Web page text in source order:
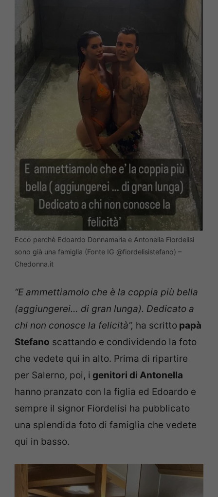
Ecco perchè Edoardo Donnamaria e Antonella Fiordelisi
sono già una famiglia (Fonte IG @fiordelisistefano) –
Chedonna.it
“E ammettiamolo che è la coppia più bella
(aggiungerei… di gran lunga). Dedicato a
chi non conosce la felicità”, ha scritto papà
Stefano scattando e condividendo la foto
che vedete qui in alto. Prima di ripartire
per Salerno, poi, i genitori di Antonella
hanno pranzato con la figlia ed Edoardo e
sempre il signor Fiordelisi ha pubblicato
una splendida foto di famiglia che vedete
qui in basso.